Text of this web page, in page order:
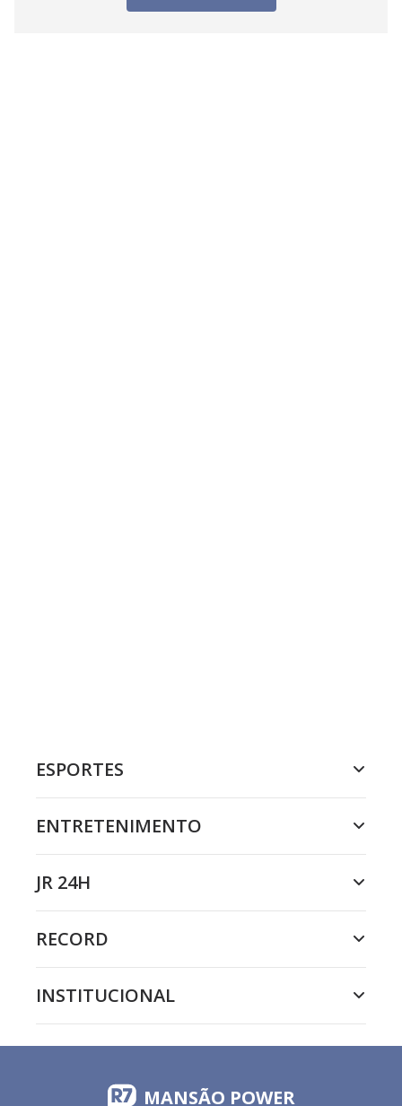
ESPORTES
ENTRETENIMENTO
JR 24H
RECORD
INSTITUCIONAL
MANSÃO POWER